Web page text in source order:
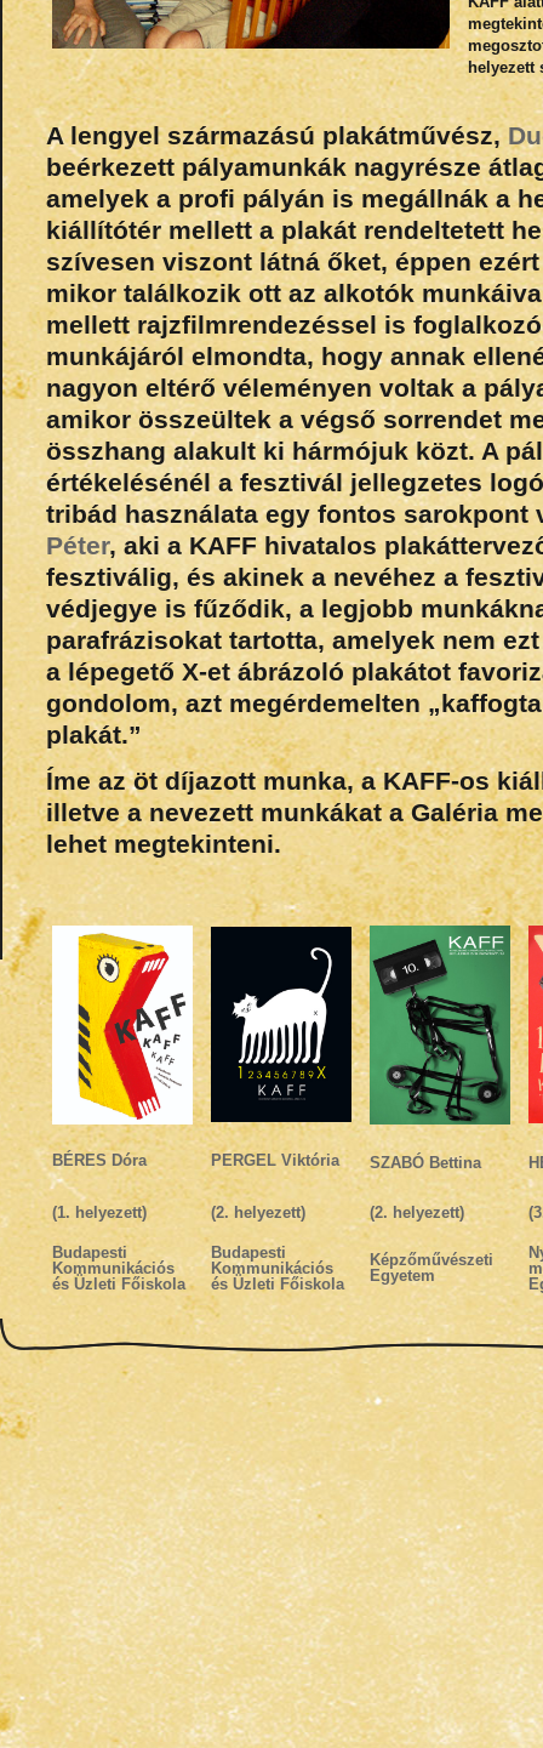
helyezett
A lengyel származású plakátművész,
beérkezett pályamunkák nagyrésze
amelyek a profi pályán is megállnák a
kiállítótér mellett a plakát rendeltetett
szívesen viszont látná őket, éppen
mikor találkozik ott az alkotók
mellett rajzfilmrendezéssel is
munkájáról elmondta, hogy annak
nagyon eltérő véleményen voltak a
amikor összeültek a végső sorrendet
összhang alakult ki hármójuk közt. A
értékelésénél a fesztivál jellegzetes
tribád használata egy fontos
Péter, aki a KAFF hivatalos
fesztiválig, és akinek a nevéhez a
védjegye is fűződik, a legjobb
parafrázisokat tartotta, amelyek nem
a lépegető X-et ábrázoló plakátot
gondolom, azt megérdemelten
plakát.”
Íme az öt díjazott munka, a KAFF-os
illetve a nevezett munkákat aGaléria
lehet megtekinteni.
BÉRES Dóra PERGEL Viktória SZABÓ Bettina
(1. helyezett) (2. helyezett) (2. helyezett)
Budapesti
Kommunikációs
és Üzleti Főiskola
Budapesti
Kommunikációs
és Üzleti Főiskola
Képzőművészeti
Egyetem